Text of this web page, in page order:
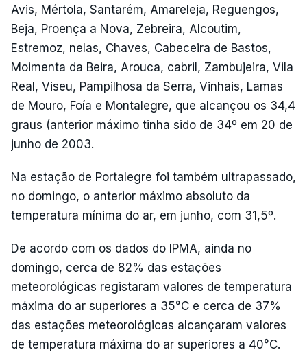
Avis, Mértola, Santarém, Amareleja, Reguengos,
Beja, Proença a Nova, Zebreira, Alcoutim,
Estremoz, nelas, Chaves, Cabeceira de Bastos,
Moimenta da Beira, Arouca, cabril, Zambujeira, Vila
Real, Viseu, Pampilhosa da Serra, Vinhais, Lamas
de Mouro, Foía e Montalegre, que alcançou os 34,4
graus (anterior máximo tinha sido de 34º em 20 de
junho de 2003.
Na estação de Portalegre foi também ultrapassado,
no domingo, o anterior máximo absoluto da
temperatura mínima do ar, em junho, com 31,5º.
De acordo com os dados do IPMA, ainda no
domingo, cerca de 82% das estações
meteorológicas registaram valores de temperatura
máxima do ar superiores a 35°C e cerca de 37%
das estações meteorológicas alcançaram valores
de temperatura máxima do ar superiores a 40°C.